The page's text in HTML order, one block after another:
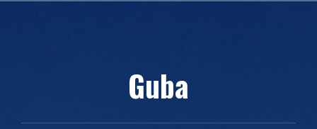
Guba